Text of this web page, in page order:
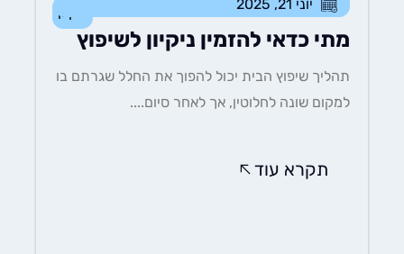
יוני 21, 2025
מתי כדאי להזמין ניקיון לשיפוץ
תהליך שיפוץ הבית יכול להפוך את החלל שגרתם בו
למקום שונה לחלוטין, אך לאחר סיום....
תקרא עוד